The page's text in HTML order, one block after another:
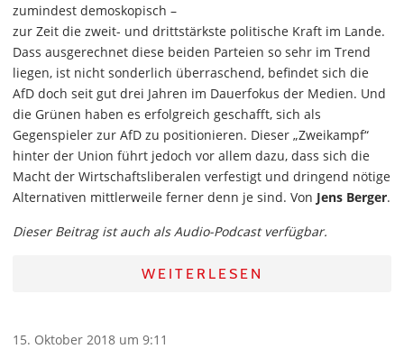
zumindest demoskopisch –
zur Zeit die zweit- und drittstärkste politische Kraft im Lande.
Dass ausgerechnet diese beiden Parteien so sehr im Trend
liegen, ist nicht sonderlich überraschend, befindet sich die
AfD doch seit gut drei Jahren im Dauerfokus der Medien. Und
die Grünen haben es erfolgreich geschafft, sich als
Gegenspieler zur AfD zu positionieren. Dieser „Zweikampf“
hinter der Union führt jedoch vor allem dazu, dass sich die
Macht der Wirtschaftsliberalen verfestigt und dringend nötige
Alternativen mittlerweile ferner denn je sind. Von Jens Berger.
Dieser Beitrag ist auch als Audio-Podcast verfügbar.
WEITERLESEN
15. Oktober 2018 um 9:11